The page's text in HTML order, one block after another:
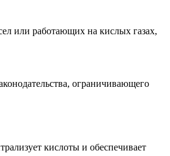
или работающих на кислых газах,
ограничивающего
кислоты и обеспечивает